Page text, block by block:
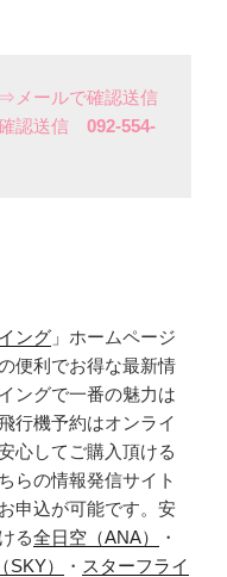
メールで確認送信
認送信 092-554-
ング 」ホームページ
便利でお得な最新情
ングで一番の魅力は
行機予約はオンライ
心してご購入頂ける
らの情報発信サイト
申込が可能です。安
る全日空（ANA）
・
SKY） ・ スターフライ